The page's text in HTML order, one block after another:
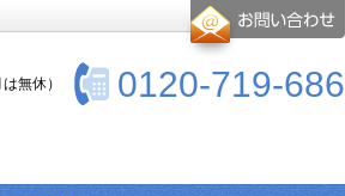
0120-719-686
無休）